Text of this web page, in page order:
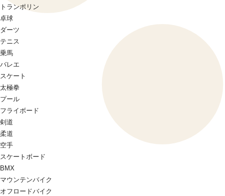
トランポリン
卓球
ダーツ
テニス
乗馬
バレエ
スケート
太極拳
プール
フライボード
剣道
柔道
空手
スケートボード
BMX
マウンテンバイク
オフロードバイク